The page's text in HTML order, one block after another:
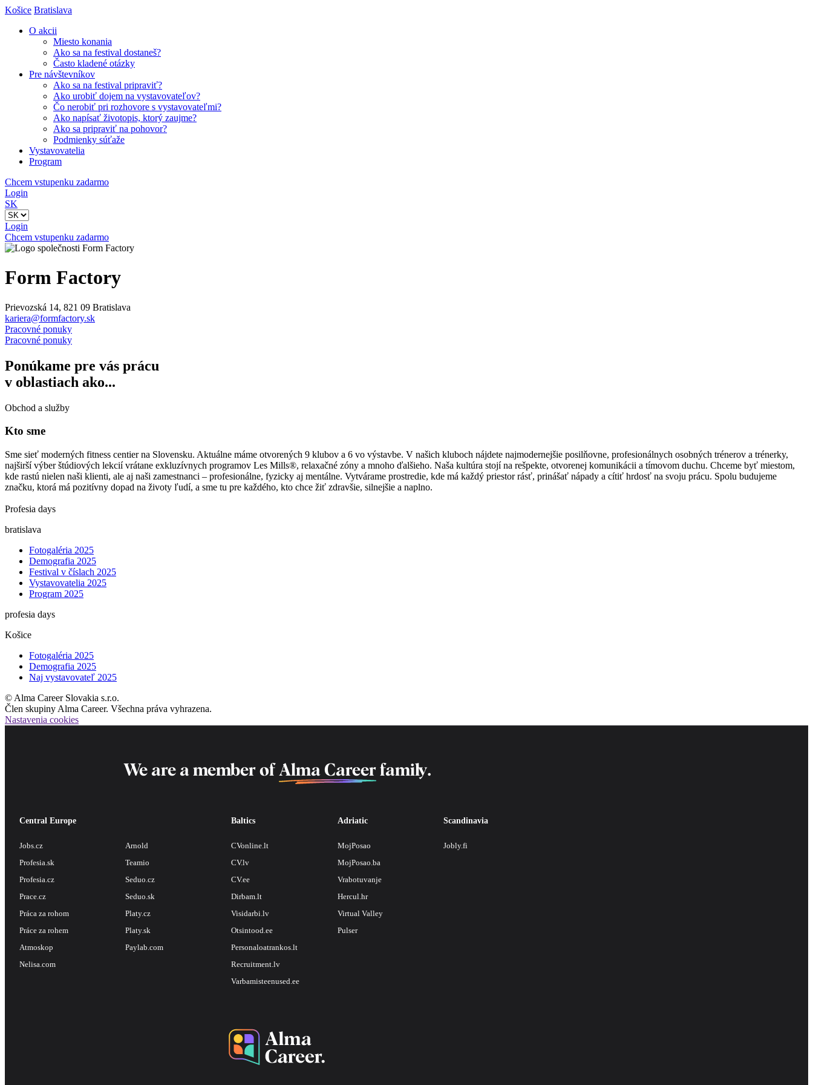
Košice Bratislava
O akcii
Miesto konania
Ako sa na festival dostaneš?
Často kladené otázky
Pre návštevníkov
Ako sa na festival pripraviť?
Ako urobiť dojem na vystavovateľov?
Čo nerobiť pri rozhovore s vystavovateľmi?
Ako napísať životopis, ktorý zaujme?
Ako sa pripraviť na pohovor?
Podmienky súťaže
Vystavovatelia
Program
Chcem vstupenku zadarmo
Login
SK
Login
Chcem vstupenku zadarmo
Form Factory
Prievozská 14, 821 09 Bratislava
kariera@formfactory.sk
Pracovné ponuky
Pracovné ponuky
Ponúkame pre vás prácu
v oblastiach ako...
Obchod a služby
Kto sme
Sme sieť moderných fitness centier na Slovensku. Aktuálne máme otvorených 9 klubov a 6 vo výstavbe. V našich kluboch nájdete najmodernejšie posilňovne, profesionálnych osobných trénerov a trénerky,
najširší výber štúdiových lekcií vrátane exkluzívnych programov Les Mills®, relaxačné zóny a mnoho ďalšieho. Naša kultúra stojí na rešpekte, otvorenej komunikácii a tímovom duchu. Chceme byť miestom,
kde rastú nielen naši klienti, ale aj naši zamestnanci – profesionálne, fyzicky aj mentálne. Vytvárame prostredie, kde má každý priestor rásť, prinášať nápady a cítiť hrdosť na svoju prácu. Spolu budujeme
značku, ktorá má pozitívny dopad na životy ľudí, a sme tu pre každého, kto chce žiť zdravšie, silnejšie a naplno.
Profesia days
bratislava
Fotogaléria 2025
Demografia 2025
Festival v číslach 2025
Vystavovatelia 2025
Program 2025
profesia days
Košice
Fotogaléria 2025
Demografia 2025
Naj vystavovateľ 2025
© Alma Career Slovakia s.r.o.
Člen skupiny Alma Career. Všechna práva vyhrazena.
Nastavenia cookies
We are a member of Alma Careerfamily.
Central Europe
Jobs.cz
Profesia.sk
Profesia.cz
Prace.cz
Práca za rohom
Práce za rohem
Atmoskop
Nelisa.com
Arnold
Teamio
Seduo.cz
Seduo.sk
Platy.cz
Platy.sk
Paylab.com
Baltics
CVonline.lt
CV.lv
CV.ee
Dirbam.lt
Visidarbi.lv
Otsintood.ee
Personaloatrankos.lt
Recruitment.lv
Varbamisteenused.ee
Adriatic
MojPosao
MojPosao.ba
Vrabotuvanje
Hercul.hr
Virtual Valley
Pulser
Scandinavia
Jobly.fi